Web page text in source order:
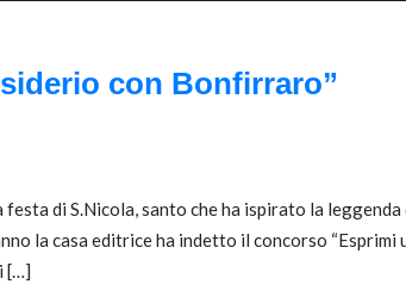
con Bonfirraro”
di S.Nicola, santo che ha ispirato la
la casa editrice ha indetto il concorso
[…]